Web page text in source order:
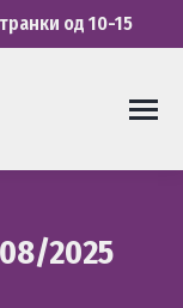
од 10-15
2025